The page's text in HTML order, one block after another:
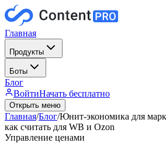
Главная
Продукты
Боты
Блог
ВойтиНачать бесплатно
Открыть меню
Главная/Блог/Юнит-экономика для
как считать для WB и Ozon
Управление ценами